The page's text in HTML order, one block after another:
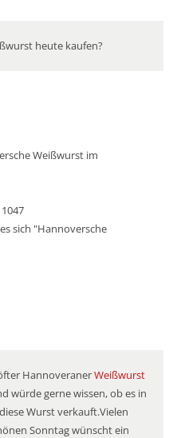
heute kaufen?
Weißwurst im
sich "Hannoversche
HannoveranerWeißwurst
würde gerne wissen, ob es in
Wurst verkauft.Vielen
Sonntag wünscht ein